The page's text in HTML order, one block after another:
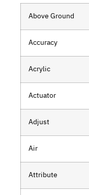
Above Ground
Accuracy
Acrylic
Actuator
Adjust
Air
Attribute